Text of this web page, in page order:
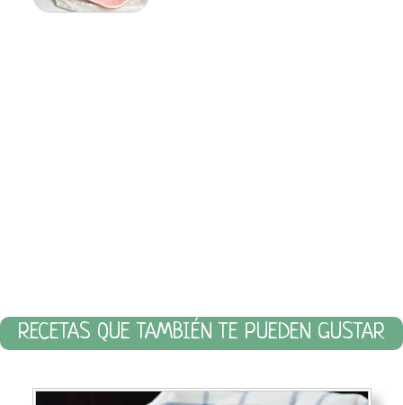
RECETAS QUE TAMBIÉN TE PUEDEN GUSTAR